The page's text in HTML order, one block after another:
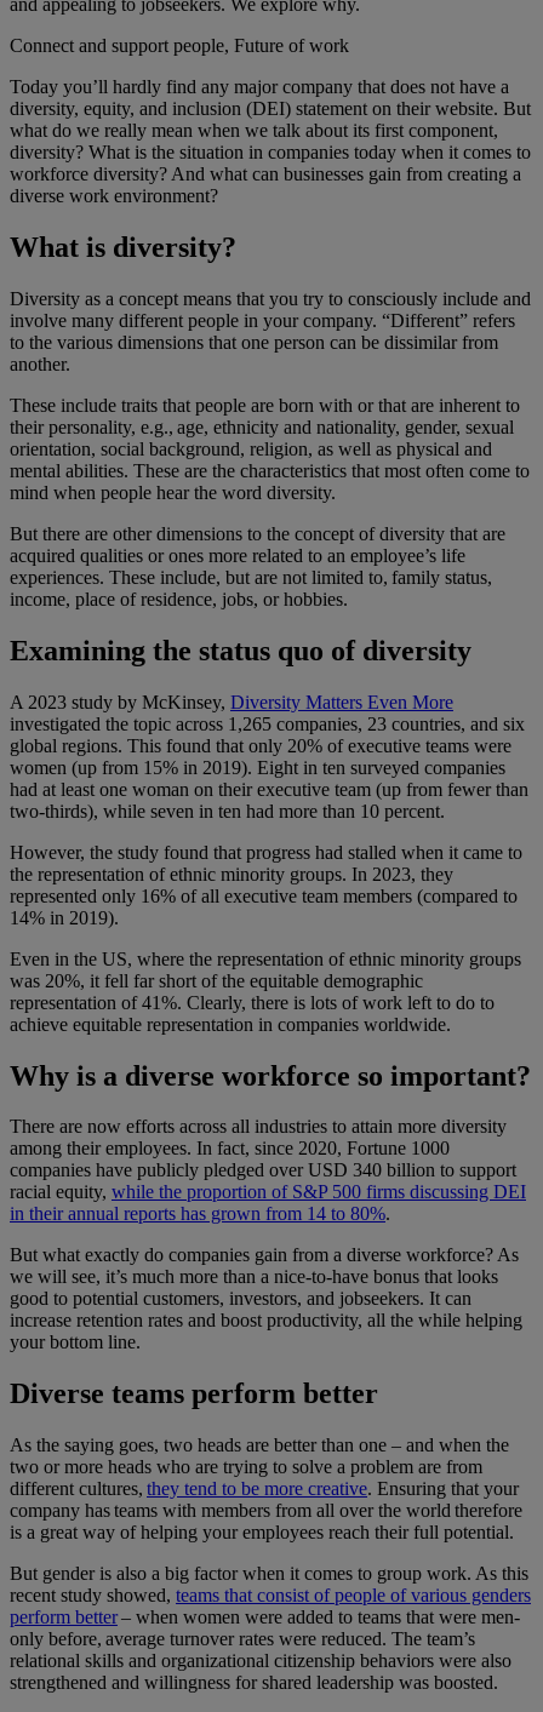
and appealing to jobseekers. We explore why.
Connect and support people, Future of work
Today you’ll hardly find any major company that does not have a
diversity, equity, and inclusion (DEI) statement on their website. But
what do we really mean when we talk about its first component,
diversity? What is the situation in companies today when it comes to
workforce diversity? And what can businesses gain from creating a
diverse work environment?
What is diversity?
Diversity as a concept means that you try to consciously include and
involve many different people in your company. “Different” refers
to the various dimensions that one person can be dissimilar from
another.
These include traits that people are born with or that are inherent to
their personality, e.g., age, ethnicity and nationality, gender, sexual
orientation, social background, religion, as well as physical and
mental abilities. These are the characteristics that most often come to
mind when people hear the word diversity.
But there are other dimensions to the concept of diversity that are
acquired qualities or ones more related to an employee’s life
experiences. These include, but are not limited to, family status,
income, place of residence, jobs, or hobbies.
Examining the status quo of diversity
A 2023 study by McKinsey, Diversity Matters Even More
investigated the topic across 1,265 companies, 23 countries, and six
global regions. This found that only 20% of executive teams were
women (up from 15% in 2019). Eight in ten surveyed companies
had at least one woman on their executive team (up from fewer than
two-thirds), while seven in ten had more than 10 percent.
However, the study found that progress had stalled when it came to
the representation of ethnic minority groups. In 2023, they
represented only 16% of all executive team members (compared to
14% in 2019).
Even in the US, where the representation of ethnic minority groups
was 20%, it fell far short of the equitable demographic
representation of 41%. Clearly, there is lots of work left to do to
achieve equitable representation in companies worldwide.
Why is a diverse workforce so important?
There are now efforts across all industries to attain more diversity
among their employees. In fact, since 2020, Fortune 1000
companies have publicly pledged over USD 340 billion to support
racial equity, while the proportion of S&P 500 firms discussing DEI
in their annual reports has grown from 14 to 80%.
But what exactly do companies gain from a diverse workforce? As
we will see, it’s much more than a nice-to-have bonus that looks
good to potential customers, investors, and jobseekers. It can
increase retention rates and boost productivity, all the while helping
your bottom line.
Diverse teams perform better
As the saying goes, two heads are better than one – and when the
two or more heads who are trying to solve a problem are from
different cultures, they tend to be more creative. Ensuring that your
company has teams with members from all over the world therefore
is a great way of helping your employees reach their full potential.
But gender is also a big factor when it comes to group work. As this
recent study showed, teams that consist of people of various genders
perform better– when women were added to teams that were men-
only before, average turnover rates were reduced. The team’s
relational skills and organizational citizenship behaviors were also
strengthened and willingness for shared leadership was boosted.